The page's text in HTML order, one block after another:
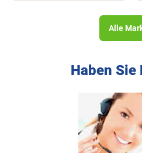
Alle
Haben Sie